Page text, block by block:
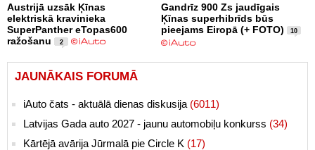
Austrijā uzsāk Ķīnas
elektriskā kravinieka
SuperPanther eTopas600
ražošanu
2
Gandrīz 900 Zs jaudīgais
Ķīnas superhibrīds būs
pieejams Eiropā (+ FOTO)
10
JAUNĀKAIS FORUMĀ
iAuto čats - aktuālā dienas diskusija (6011)
Latvijas Gada auto 2027 - jaunu automobiļu konkurss (34)
Kārtējā avārija Jūrmalā pie Circle K (17)